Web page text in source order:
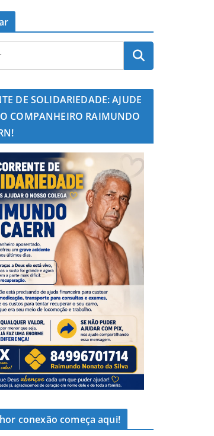
DE SOLIDARIEDADE: AJUDE
COMPANHEIRO RAIMUNDO
conexão começa aqui!